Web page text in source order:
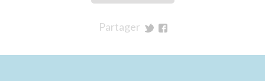
Partager
Twitter
Facebook